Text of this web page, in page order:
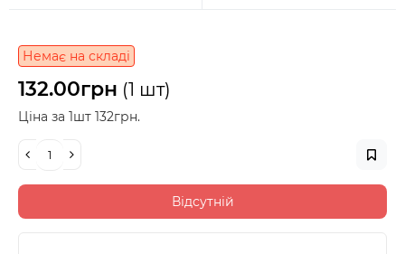
Немає на складі
132.00грн (1 шт)
Ціна за 1шт 132грн.
Відсутній